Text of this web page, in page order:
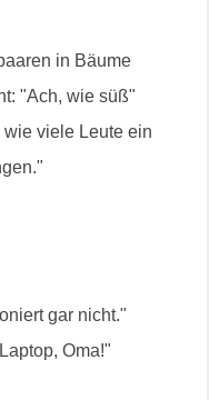
in Bäume
"Ach, wie süß"
viele Leute ein
gar nicht."
Oma!"